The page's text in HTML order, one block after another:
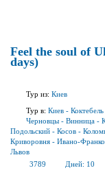
Feel the soul of
days)
Тур из: Киев
Тур в: Киев - Коктебель
Черновцы - Винница -
Подольский - Косов -
Криворовня - Ивано-
Львов
3789
Дней: 10